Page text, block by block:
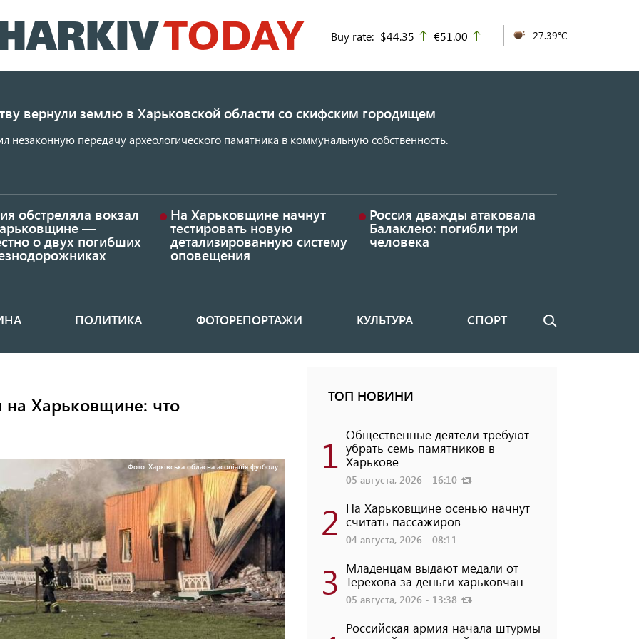
к
основному
Buy rate: $44.35 up
€51.00 27.39°C
вернули землю в Харьковской области со скифским городищем
незаконную передачу археологического памятника в коммунальную собственность.
обстреляла вокзал
—
о двух погибших
На Харьковщине начнут
тестировать новую
детализированную систему
оповещения
Россия дважды атаковала
Балаклею: погибли три
человека
ПОЛИТИКА ФОТОРЕПОРТАЖИ КУЛЬТУРА СПОРТ Поиск
на Харьковщине: что
Фото: Харківська обласна асоціація футболу
ТОП НОВИНИ
1 Общественные деятели требуют
убрать семь памятников в
Харькове
05 августа, 2026 - 16:10
2 На Харьковщине осенью начнут
считать пассажиров
04 августа, 2026 - 08:11
3 Младенцам выдают медали от
Терехова за деньги харьковчан
05 августа, 2026 - 13:38
Российская армия начала штурмы